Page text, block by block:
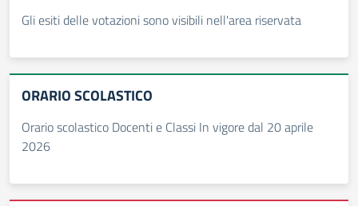
Gli esiti delle votazioni sono visibili nell'area riservata
ORARIO SCOLASTICO
Orario scolastico Docenti e Classi In vigore dal 20 aprile
2026